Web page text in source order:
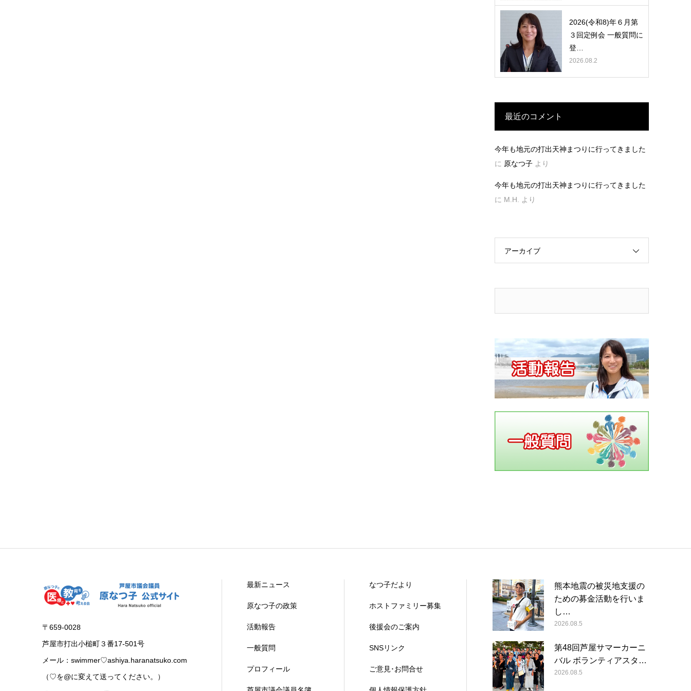
2026(令和8)年６月第
３回定例会 一般質問に
登…
2026.08.2
最近のコメント
今年も地元の打出天神まつりに行ってきました
に 原なつ子 より
今年も地元の打出天神まつりに行ってきました
に M.H. より
アーカイブ
〒659-0028
芦屋市打出小槌町３番17-501号
メール：swimmer♡ashiya.haranatsuko.com
（♡を@に変えて送ってください。）
最新ニュース
原なつ子の政策
活動報告
一般質問
プロフィール
なつ子だより
ホストファミリー募集
後援会のご案内
SNSリンク
ご意見･お問合せ
熊本地震の被災地支援の
ための募金活動を行いま
し…
2026.08.5
第48回芦屋サマーカーニ
バル ボランティアスタ…
2026.08.5